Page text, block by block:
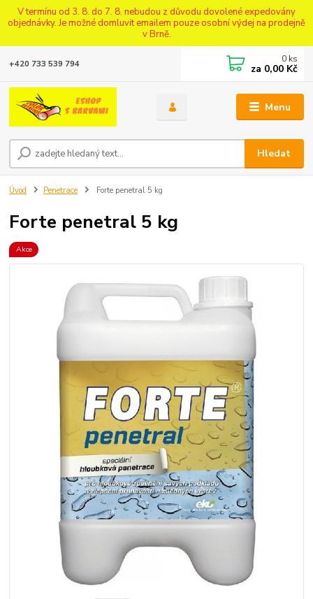
V termínu od 3. 8. do 7. 8. nebudou z důvodu dovolené expedovány
objednávky. Je možné domluvit emailem pouze osobní výdej na prodejně
v Brně.
Menu
Hledat
+420 733 539 794 0 ks
za 0,00 Kč
Úvod Penetrace Forte penetral 5 kg
Forte penetral 5 kg
Akce